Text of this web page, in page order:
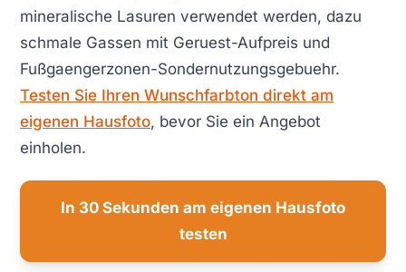
mineralische Lasuren verwendet werden, dazu
schmale Gassen mit Geruest-Aufpreis und
Fußgaengerzonen-Sondernutzungsgebuehr.
Testen Sie Ihren Wunschfarbton direkt am
eigenen Hausfoto, bevor Sie ein Angebot
einholen.
In 30 Sekunden am eigenen Hausfoto
testen